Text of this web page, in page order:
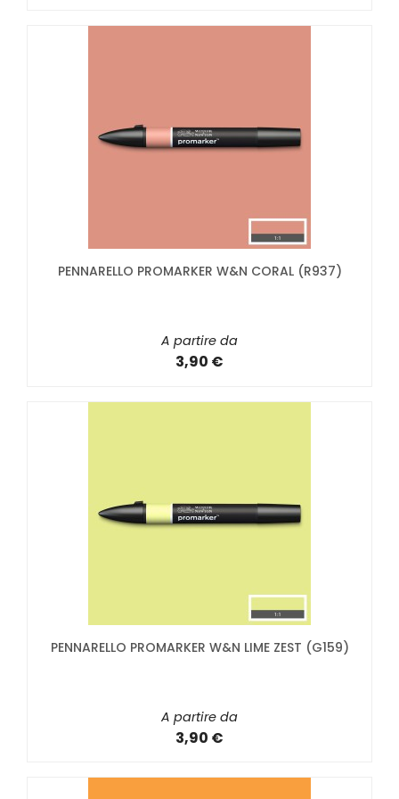
PENNARELLO PROMARKER W&N CORAL (R937)
A partire da
3,90 €
PENNARELLO PROMARKER W&N LIME ZEST (G159)
A partire da
3,90 €